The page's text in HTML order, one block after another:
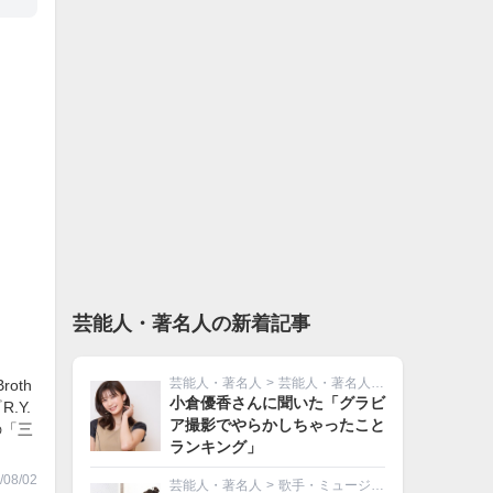
三
08/02
芸能人・著名人の新着記事
芸能人・著名人 > 芸能人・著名人その他
小倉優香さんに聞いた「グラビ
ア撮影でやらかしちゃったこと
ランキング」
芸能人・著名人 > 歌手・ミュージシャン